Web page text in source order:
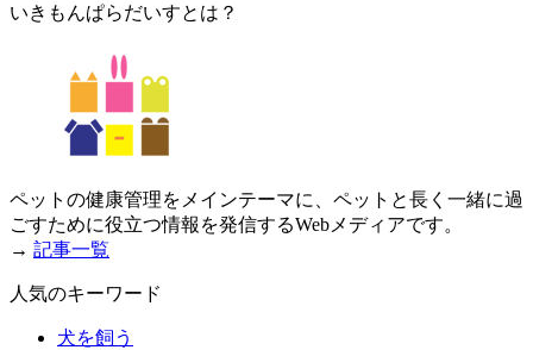
いきもんぱらだいすとは？
ペットの健康管理をメインテーマに、ペットと長く一緒に過
ごすために役立つ情報を発信するWebメディアです。
→ 記事一覧
人気のキーワード
犬を飼う